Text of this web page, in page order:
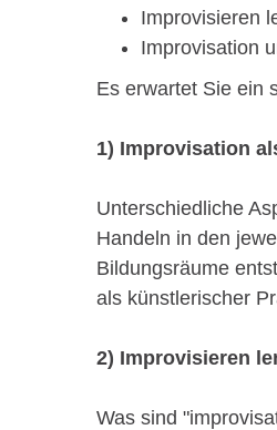
Improvisieren
Improvisation
Es erwartet Sie ein
1) Improvisation
Unterschiedliche
Handeln in den
Bildungsräume
als künstlerischer
2) Improvisieren
Was sind